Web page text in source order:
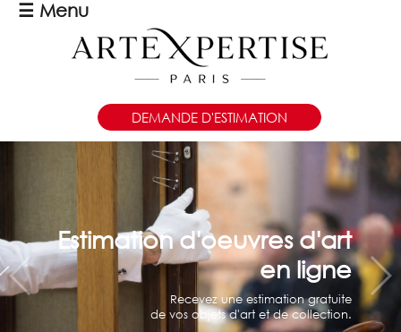
☰ Menu
DEMANDE D'ESTIMATION
Estimation d'oeuvres d'art
en ligne
Recevez une estimation gratuite
de vos objets d'art et de collection.